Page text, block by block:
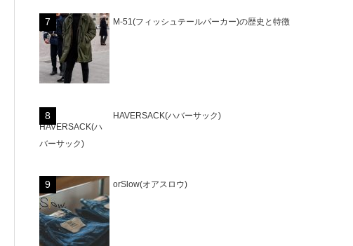
M-51(フィッシュテールパーカー)の歴史と特徴
HAVERSACK(ハバーサック)
orSlow(オアスロウ)